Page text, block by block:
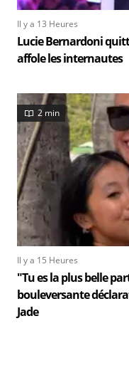
Il y a 13 Heures
Lucie Bernardoni
affole les internautes
2 min
Il y a 15 Heures
"Tu es la plus belle
bouleversante
Jade